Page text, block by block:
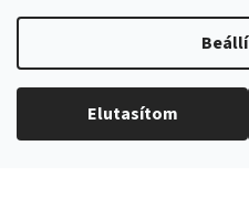
Elutasítom